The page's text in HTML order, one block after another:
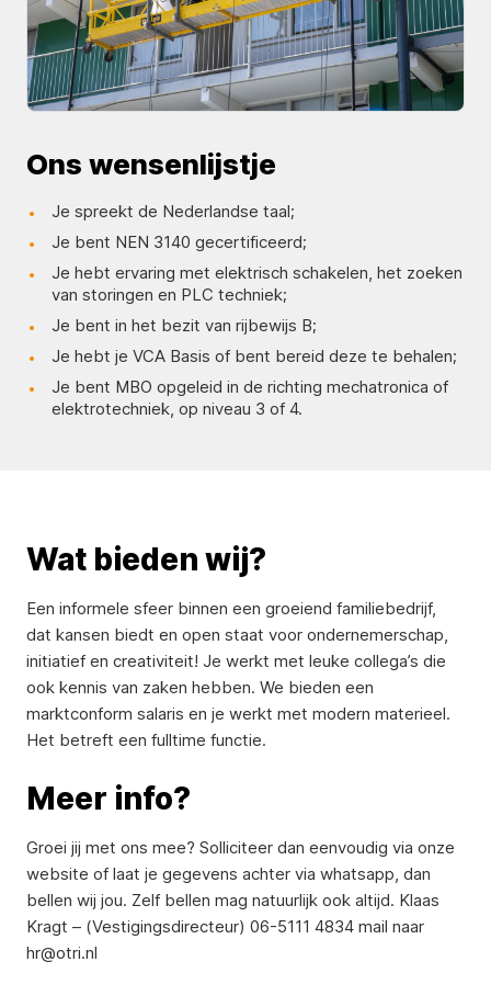
Ons wensenlijstje
Je spreekt de Nederlandse taal;
Je bent NEN 3140 gecertificeerd;
Je hebt ervaring met elektrisch schakelen, het zoeken
van storingen en PLC techniek;
Je bent in het bezit van rijbewijs B;
Je hebt je VCA Basis of bent bereid deze te behalen;
Je bent MBO opgeleid in de richting mechatronica of
elektrotechniek, op niveau 3 of 4.
Wat bieden wij?
Een informele sfeer binnen een groeiend familiebedrijf,
dat kansen biedt en open staat voor ondernemerschap,
initiatief en creativiteit! Je werkt met leuke collega’s die
ook kennis van zaken hebben. We bieden een
marktconform salaris en je werkt met modern materieel.
Het betreft een fulltime functie.
Meer info?
Groei jij met ons mee? Solliciteer dan eenvoudig via onze
website of laat je gegevens achter via whatsapp, dan
bellen wij jou. Zelf bellen mag natuurlijk ook altijd. Klaas
Kragt – (Vestigingsdirecteur) 06-5111 4834 mail naar
hr@otri.nl